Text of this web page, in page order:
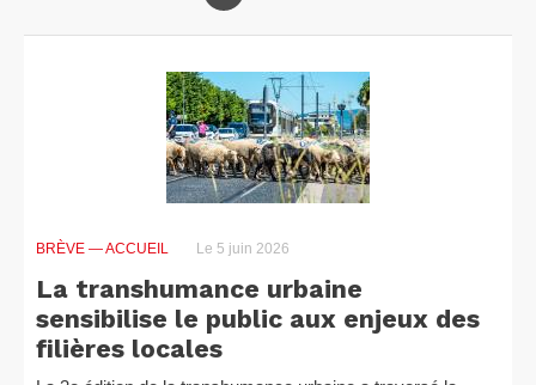
BRÈVE — ACCUEIL Le 5 juin 2026
La transhumance urbaine
sensibilise le public aux enjeux des
filières locales